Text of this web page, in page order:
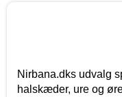
Nirbana.dks udvalg
halskæder, ure og